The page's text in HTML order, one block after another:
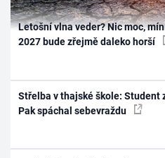
Letošní vlna veder? Nic moc,
2027 bude zřejmě daleko horší
Střelba v thajské škole: Student
Pak spáchal sebevraždu